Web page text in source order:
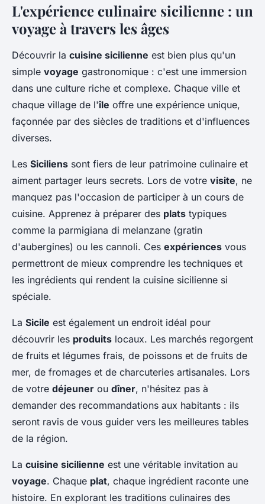
L'expérience culinaire sicilienne : un
voyage à travers les âges
Découvrir la cuisine sicilienne est bien plus qu'un
simple voyage gastronomique : c'est une immersion
dans une culture riche et complexe. Chaque ville et
chaque village de l'île offre une expérience unique,
façonnée par des siècles de traditions et d'influences
diverses.
Les Siciliens sont fiers de leur patrimoine culinaire et
aiment partager leurs secrets. Lors de votre visite, ne
manquez pas l'occasion de participer à un cours de
cuisine. Apprenez à préparer des plats typiques
comme la parmigiana di melanzane (gratin
d'aubergines) ou les cannoli. Ces expériences vous
permettront de mieux comprendre les techniques et
les ingrédients qui rendent la cuisine sicilienne si
spéciale.
La Sicile est également un endroit idéal pour
découvrir les produits locaux. Les marchés regorgent
de fruits et légumes frais, de poissons et de fruits de
mer, de fromages et de charcuteries artisanales. Lors
de votre déjeuner ou dîner, n'hésitez pas à
demander des recommandations aux habitants : ils
seront ravis de vous guider vers les meilleures tables
de la région.
La cuisine sicilienne est une véritable invitation au
voyage. Chaque plat, chaque ingrédient raconte une
histoire. En explorant les traditions culinaires des